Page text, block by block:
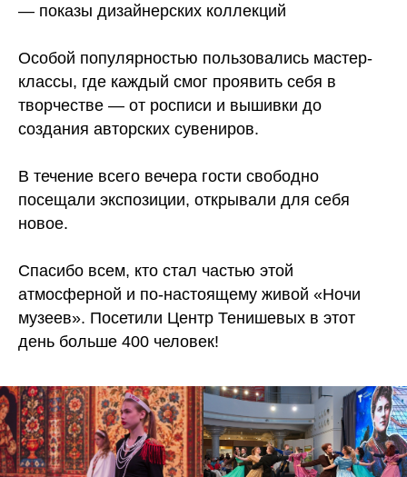
— показы дизайнерских коллекций
Особой популярностью пользовались мастер-
классы, где каждый смог проявить себя в
творчестве — от росписи и вышивки до
создания авторских сувениров.
В течение всего вечера гости свободно
посещали экспозиции, открывали для себя
новое.
Спасибо всем, кто стал частью этой
атмосферной и по-настоящему живой «Ночи
музеев». Посетили Центр Тенишевых в этот
день больше 400 человек!